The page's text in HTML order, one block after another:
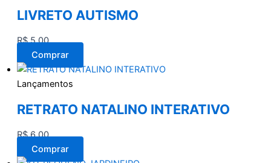
LIVRETO AUTISMO
R$5,00
Comprar
Lançamentos
RETRATO NATALINO INTERATIVO
R$6,00
Comprar